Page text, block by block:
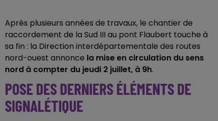
Après plusieurs années de travaux, le chantier de
raccordement de la Sud III au pont Flaubert touche à
sa fin : la Direction interdépartementale des routes
nord-ouest annonce la mise en circulation du sens
nord à compter du jeudi 2 juillet, à 9h.
POSE DES DERNIERS ÉLÉMENTS DE
SIGNALÉTIQUE